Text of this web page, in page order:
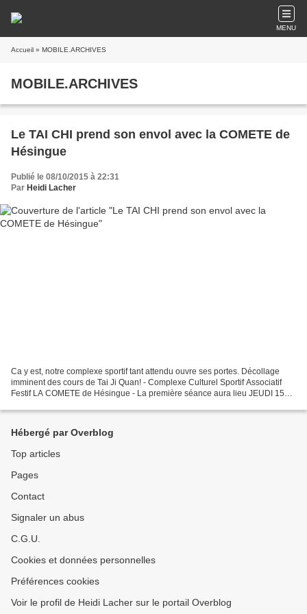
MENU
Accueil » MOBILE.ARCHIVES
MOBILE.ARCHIVES
Le TAI CHI prend son envol avec la COMETE de
Hésingue
Publié le 08/10/2015 à 22:31
Par Heidi Lacher
Ca y est, notre complexe sportif tant attendu ouvre ses portes. Décollage
imminent des cours de Tai Ji Quan! - Complexe Culturel Sportif Associatif
Festif LA COMETE de Hésingue - La première séance aura lieu JEUDI 15
Hébergé par Overblog
Top articles
Pages
Contact
Signaler un abus
C.G.U.
Cookies et données personnelles
Préférences cookies
Voir le profil de Heidi Lacher sur le portail Overblog